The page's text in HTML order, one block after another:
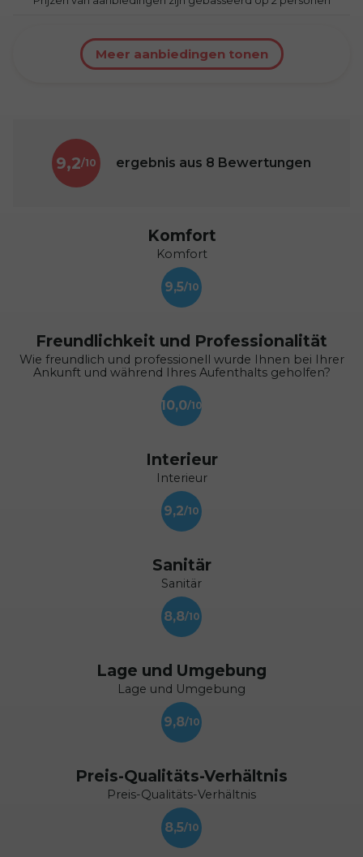
Meer aanbiedingen tonen
9,2 ergebnis aus 8 Bewertungen
Komfort
Komfort
9,5
Freundlichkeit und Professionalität
Wie freundlich und professionell wurde Ihnen bei Ihrer
Ankunft und während Ihres Aufenthalts geholfen?
10,0
Interieur
Interieur
9,2
Sanitär
Sanitär
8,8
Lage und Umgebung
Lage und Umgebung
9,8
Preis-Qualitäts-Verhältnis
Preis-Qualitäts-Verhältnis
8,5